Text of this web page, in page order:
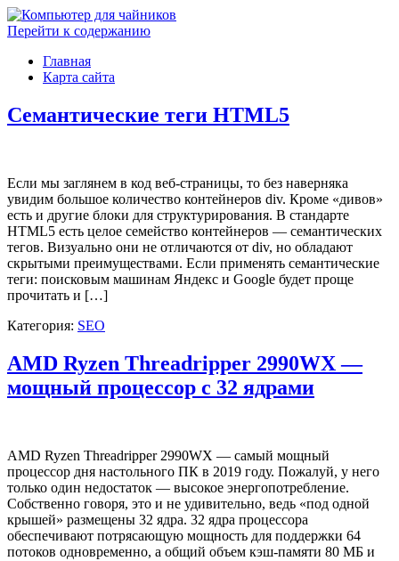
Перейти к содержанию
Главная
Карта сайта
Cемантические теги HTML5
Если мы заглянем в код веб-страницы, то без наверняка
увидим большое количество контейнеров div. Кроме «дивов»
есть и другие блоки для структурирования. В стандарте
HTML5 есть целое семейство контейнеров — семантических
тегов. Визуально они не отличаются от div, но обладают
скрытыми преимуществами. Если применять семантические
теги: поисковым машинам Яндекс и Google будет проще
прочитать и […]
Категория: SEO
AMD Ryzen Threadripper 2990WX —
мощный процессор с 32 ядрами
AMD Ryzen Threadripper 2990WX — самый мощный
процессор дня настольного ПК в 2019 году. Пожалуй, у него
только один недостаток — высокое энергопотребление.
Собственно говоря, это и не удивительно, ведь «под одной
крышей» размещены 32 ядра. 32 ядра процессора
обеспечивают потрясающую мощность для поддержки 64
потоков одновременно, а общий объем кэш-памяти 80 МБ и